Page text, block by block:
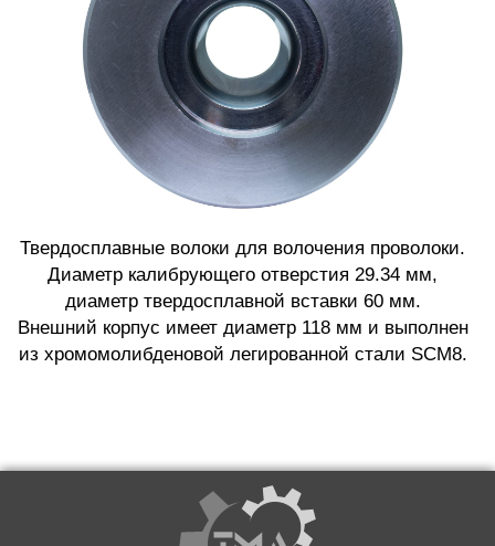
Твердосплавные волоки для волочения проволоки.
Диаметр калибрующего отверстия 29.34 мм,
диаметр твердосплавной вставки 60 мм.
Внешний корпус имеет диаметр 118 мм и выполнен
из хромомолибденовой легированной стали SCM8.